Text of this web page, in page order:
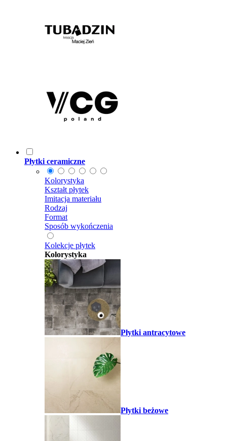
Płytki ceramiczne
Kolorystyka
Kształt płytek
Imitacja materiału
Rodzaj
Format
Sposób wykończenia
Kolekcje płytek
Kolorystyka
Płytki antracytowe
Płytki beżowe